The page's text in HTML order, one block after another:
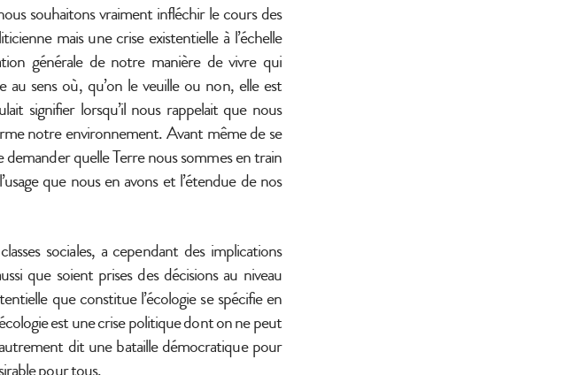
souhaitons vraiment infléchir le cours des
mais une crise existentielle à l’échelle
générale de notre manière de vivre qui
sens où, qu’on le veuille ou non, elle est
signifier lorsqu’il nous rappelait que nous
notre environnement. Avant même de se
quelle Terre nous sommes en train
que nous en avons et l’étendue de nos
sociales, a cependant des implications
que soient prises des décisions au niveau
que constitue l’écologie se spécifie en
est une crise politique dont on ne peut
dit une bataille démocratique pour